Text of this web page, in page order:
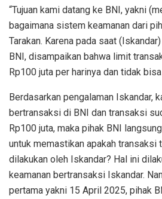
“Tujuan kami datang ke BNI, yakni
bagaimana sistem keamanan dari
Tarakan. Karena pada saat
BNI, disampaikan bahwa limit
Rp100 juta per harinya dan tidak
Berdasarkan pengalaman Iskandar,
bertransaksi di BNI dan transaksi
Rp100 juta, maka pihak BNI
untuk memastikan apakah transaksi
dilakukan oleh Iskandar? Hal ini
keamanan bertransaksi Iskandar.
pertama yakni 15 April 2025, pihak